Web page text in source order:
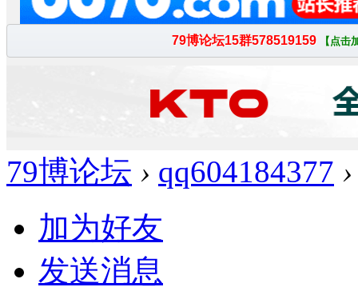
79博论坛 › qq604184377 ›
加为好友
发送消息